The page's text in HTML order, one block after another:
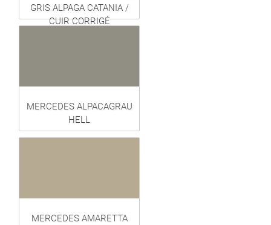
GRIS ALPAGA CATANIA /
CUIR CORRIGÉ
MERCEDES ALPACAGRAU
HELL
MERCEDES AMARETTA